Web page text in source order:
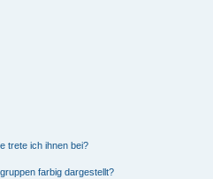
trete ich ihnen bei?
farbig dargestellt?